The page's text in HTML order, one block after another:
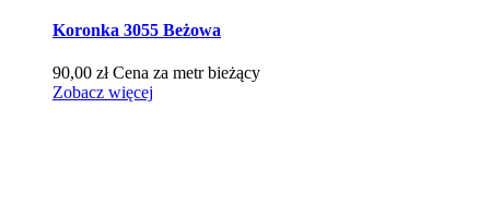
Koronka 3055 Beżowa
90,00 złCena za metr bieżący
Zobacz więcej